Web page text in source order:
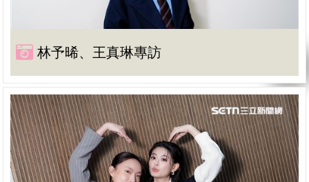
林予晞、王真琳專訪